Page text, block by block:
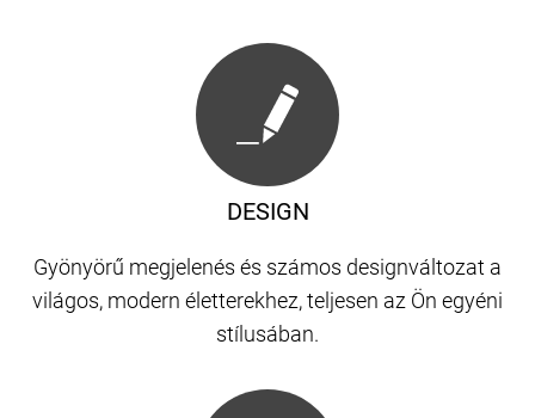
DESIGN
Gyönyörű megjelenés és számos designváltozat a
világos, modern életterekhez, teljesen az Ön egyéni
stílusában.